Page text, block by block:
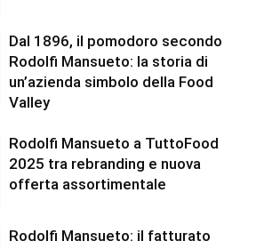
Dal 1896, il pomodoro secondo
Rodolfi Mansueto: la storia di
un’azienda simbolo della Food
Valley
Rodolfi Mansueto a TuttoFood
2025 tra rebranding e nuova
offerta assortimentale
Rodolfi Mansueto: il fatturato